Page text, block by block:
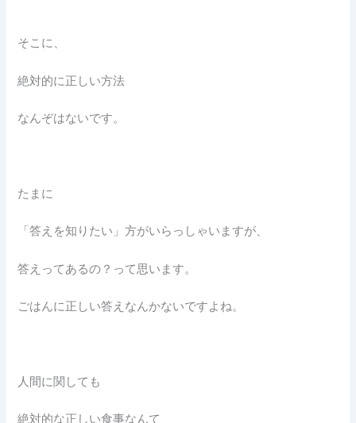
そこに、
絶対的に正しい方法
なんぞはないです。
たまに
「答えを知りたい」方がいらっしゃいますが、
答えってあるの？って思います。
ごはんに正しい答えなんかないですよね。
人間に関しても
絶対的な正しい食事なんて